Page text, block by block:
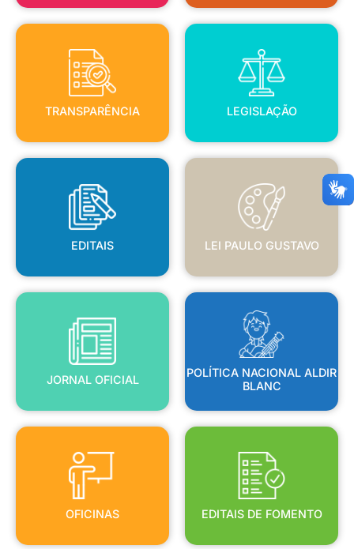
TRANSPARÊNCIA
TRANSPARÊNCIA
LEGISLAÇÃO
LEGISLAÇÃO
EDITAIS
EDITAIS
LEI PAULO GUSTAVO
LEI PAULO GUSTAVO
JORNAL OFICIAL
JORNAL OFICIAL
POLÍTICA NACIONAL ALDIR
BLANC
POLÍTICA NACIONAL ALDIR
BLANC
OFICINAS
OFICINAS
EDITAIS DE FOMENTO
EDITAIS DE FOMENTO